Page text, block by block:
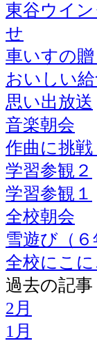
東谷ウイ
せ
車いすの
おいしい
思い出放送
音楽朝会
作曲に挑戦
学習参観２
学習参観１
全校朝会
雪遊び（６
全校にこ
過去の記事
2月
1月